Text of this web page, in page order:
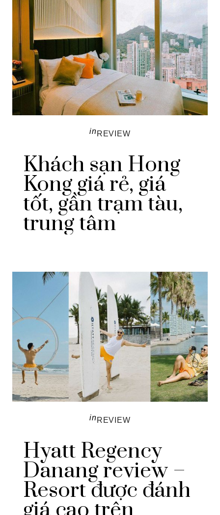
inREVIEW
Khách sạn Hong
Kong giá rẻ, giá
tốt, gần trạm tàu,
trung tâm
inREVIEW
Hyatt Regency
Danang review –
Resort được đánh